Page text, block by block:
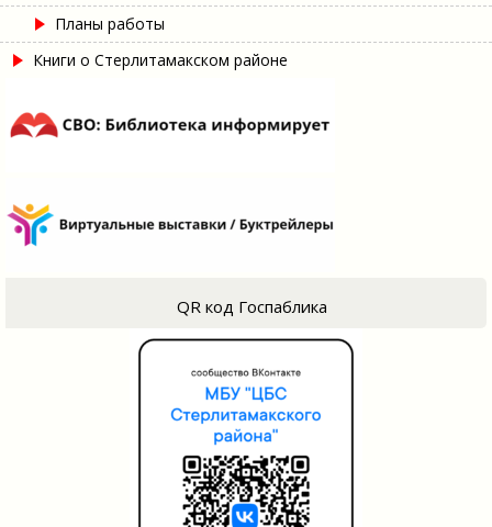
Планы работы
Книги о Стерлитамакском районе
QR код Госпаблика